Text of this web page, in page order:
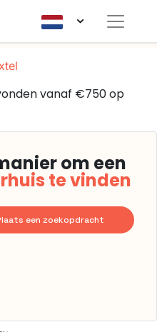
vanaf €750 op
om een
te vinden
een zoekopdracht